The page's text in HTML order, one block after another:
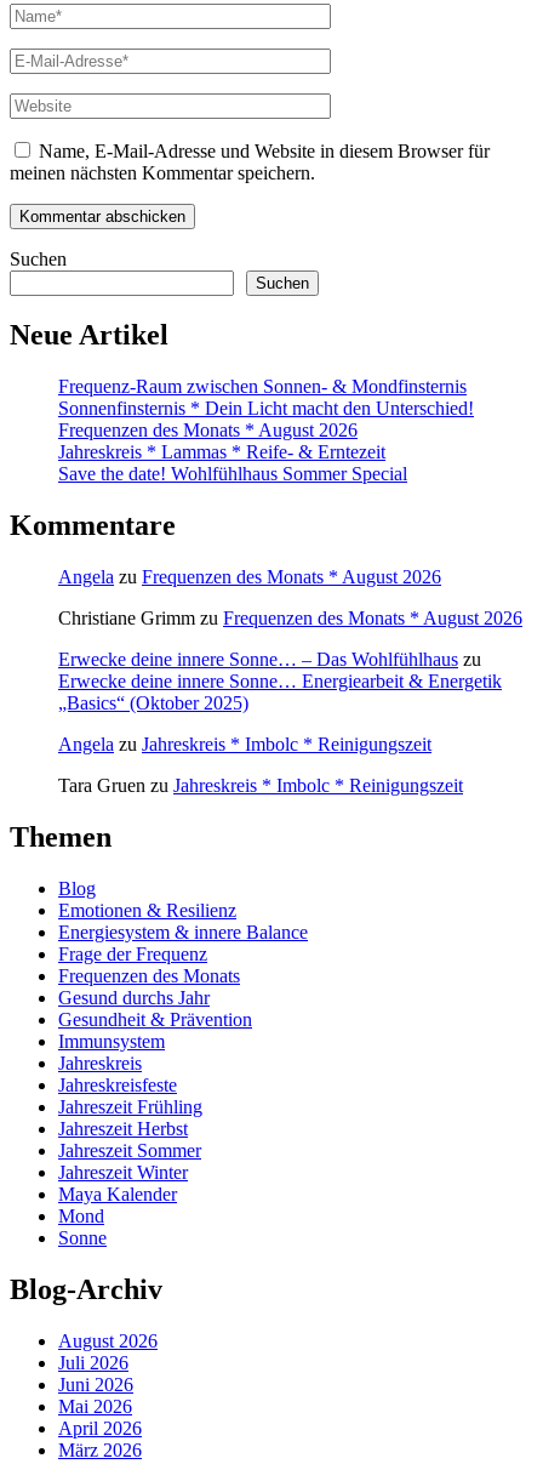
Vollständiger
Name
E-
Mail
Website
Name, E-Mail-Adresse und Website in diesem Browser für
meinen nächsten Kommentar speichern.
Suchen
Suchen
Neue Artikel
Frequenz-Raum zwischen Sonnen- & Mondfinsternis
Sonnenfinsternis * Dein Licht macht den Unterschied!
Frequenzen des Monats * August 2026
Jahreskreis * Lammas * Reife- & Erntezeit
Save the date! Wohlfühlhaus Sommer Special
Kommentare
Angela zu Frequenzen des Monats * August 2026
Christiane Grimm zu Frequenzen des Monats * August 2026
Erwecke deine innere Sonne… – Das Wohlfühlhaus zu
Erwecke deine innere Sonne… Energiearbeit & Energetik
„Basics“ (Oktober 2025)
Angela zu Jahreskreis * Imbolc * Reinigungszeit
Tara Gruen zu Jahreskreis * Imbolc * Reinigungszeit
Themen
Blog
Emotionen & Resilienz
Energiesystem & innere Balance
Frage der Frequenz
Frequenzen des Monats
Gesund durchs Jahr
Gesundheit & Prävention
Immunsystem
Jahreskreis
Jahreskreisfeste
Jahreszeit Frühling
Jahreszeit Herbst
Jahreszeit Sommer
Jahreszeit Winter
Maya Kalender
Mond
Sonne
Blog-Archiv
August 2026
Juli 2026
Juni 2026
Mai 2026
April 2026
März 2026